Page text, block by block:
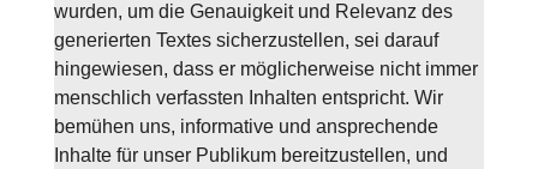
wurden, um die Genauigkeit und Relevanz des
generierten Textes sicherzustellen, sei darauf
hingewiesen, dass er möglicherweise nicht immer
menschlich verfassten Inhalten entspricht. Wir
bemühen uns, informative und ansprechende
Inhalte für unser Publikum bereitzustellen, und